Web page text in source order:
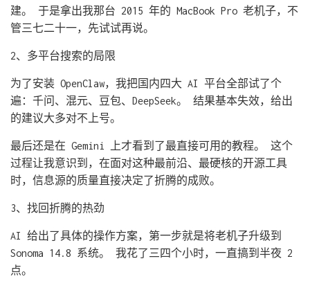
建。 于是拿出我那台 2015 年的 MacBook Pro 老机子，不
管三七二十一，先试试再说。
2、多平台搜索的局限
为了安装 OpenClaw，我把国内四大 AI 平台全部试了个
遍：千问、混元、豆包、DeepSeek。 结果基本失效，给出
的建议大多对不上号。
最后还是在 Gemini 上才看到了最直接可用的教程。 这个
过程让我意识到，在面对这种最前沿、最硬核的开源工具
时，信息源的质量直接决定了折腾的成败。
3、找回折腾的热劲
AI 给出了具体的操作方案，第一步就是将老机子升级到
Sonoma 14.8 系统。 我花了三四个小时，一直搞到半夜 2
点。